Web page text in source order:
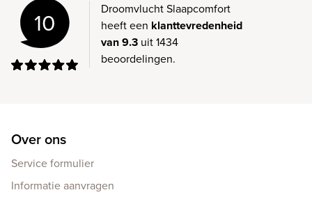
10
Droomvlucht Slaapcomfort
heeft een klanttevredenheid
van 9.3 uit 1434
beoordelingen.
Over ons
Service formulier
Informatie aanvragen